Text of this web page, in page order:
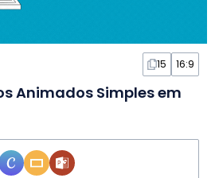
15 16:9
Animados Simples em